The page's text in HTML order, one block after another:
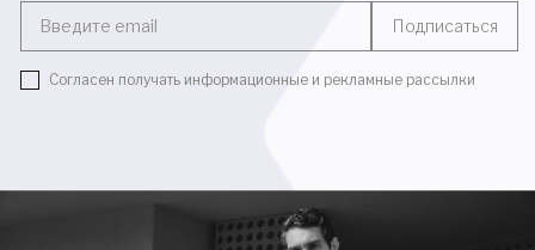
Введите email Подписаться
Согласен получать информационные и рекламные рассылки